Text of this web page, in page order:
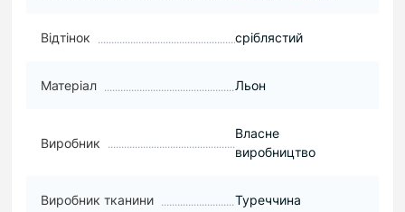
Відтінок сріблястий
Матеріал Льон
Виробник
Власне
виробництво
Виробник тканини Туреччина